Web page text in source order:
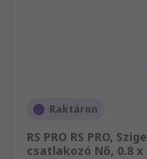
Raktáron
RS PRO RS PRO,
csatlakozó Nő, 0.8 x